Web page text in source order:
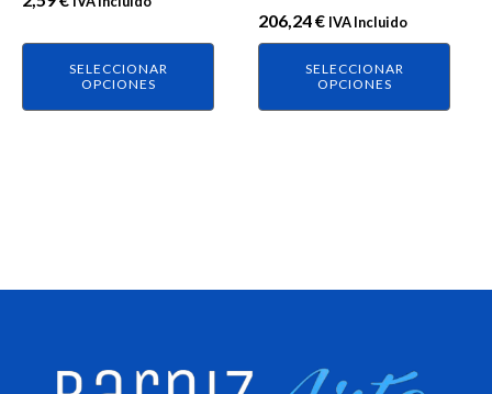
SELECCIONAR
OPCIONES
la
página
de
206,24€ IVA Incluido
SELECCIONAR
OPCIONES
en
la
página
de